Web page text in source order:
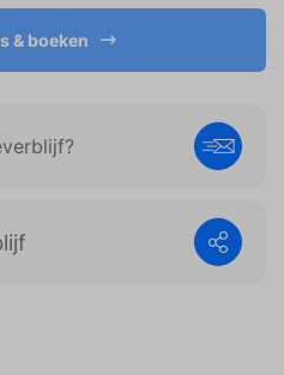
& boeken
op en relevant zijn
Deze advertenties